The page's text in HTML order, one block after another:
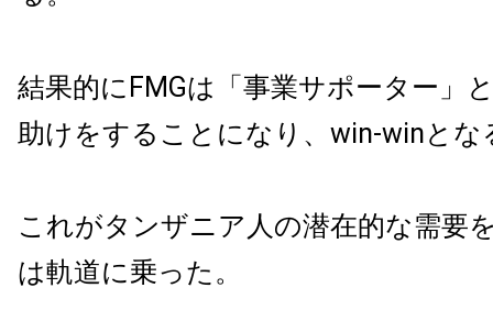
結果的にFMGは「事業サポーター」
助けをすることになり、win-winとな
これがタンザニア人の潜在的な需要
は軌道に乗った。